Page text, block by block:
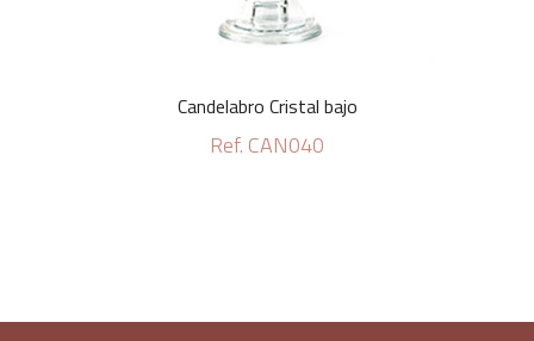
Candelabro Cristal bajo
Ref. CAN040